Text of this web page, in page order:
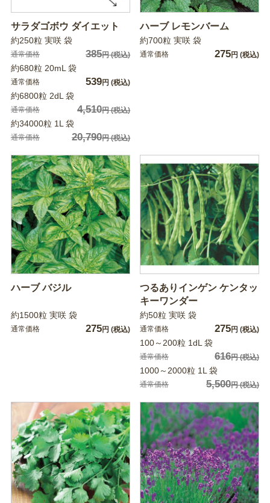
サラダゴボウ ダイエット
約250粒 実咲 袋
通常価格 385円(税込)
約680粒 20mL 袋
通常価格 539円 (税込)
約6800粒 2dL 袋
通常価格 4,510円(税込)
約34000粒 1L 袋
通常価格 20,790円(税込)
ハーブ レモンバーム
約700粒 実咲 袋
通常価格 275円 (税込)
ハーブ バジル
約1500粒 実咲 袋
通常価格 275円 (税込)
つるありインゲン ケンタッ
キーワンダー
約50粒 実咲 袋
通常価格 275円 (税込)
100～200粒 1dL 袋
通常価格 616円(税込)
1000～2000粒 1L 袋
通常価格 5,500円(税込)